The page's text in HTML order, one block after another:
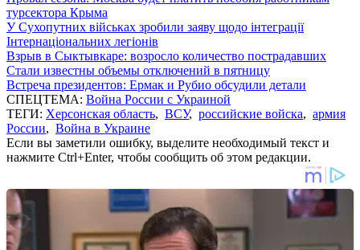
турсектора Крыма
У Сухопутних військах зробили заяву щодо інтеграції
Інтернаціональних легіонів
Взрыв в Сыктывкаре: возросло количество пострадавших
Стали известны объемы отключений в пятницу
Встреча президентов: Ермак и Рубио обсудили детали
СПЕЦТЕМА: Война России с Украиной
ТЕГИ: Херсонская область, ВСУ, российские войска, армия
России, Война в Украине
Если вы заметили ошибку, выделите необходимый текст и
нажмите Ctrl+Enter, чтобы сообщить об этом редакции.